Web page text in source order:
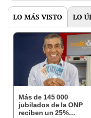
LO MÁS VISTO LO
Más de 145 000
jubilados de la ONP
reciben un 25%